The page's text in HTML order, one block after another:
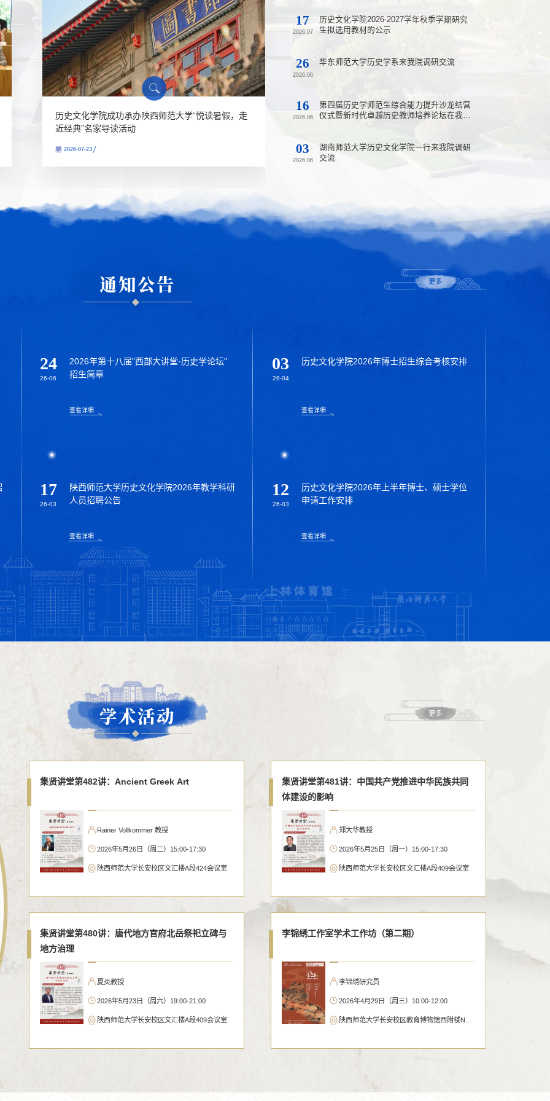
历史文化学院成功承办陕西师范大学“悦读暑假，走
近经典”名家导读活动
2026-07-23
学院举行1996届校友毕业30年返校活动
2026-07-20
17
2026.07
历史文化学院2026-2027学年秋季学期研究
生拟选用教材的公示
26
2026.06
华东师范大学历史学系来我院调研交流
16
2026.06
第四届历史学师范生综合能力提升沙龙结营
仪式暨新时代卓越历史教师培养论坛在我校
03
2026.06
湖南师范大学历史文化学院一行来我院调研
交流
通知公告 更多
24
26-06
2026年第十八届"西部大讲堂·历史学论坛"
招生简章
查看详细
03
26-04
历史文化学院2026年博士招生综合考核安排
查看详细
17
26-03
陕西师范大学历史文化学院2026年教学科研
人员招聘公告
查看详细
12
26-03
历史文化学院2026年上半年博士、硕士学位
申请工作安排
查看详细
学术活动 更多
讲堂第484讲：早期中国文
动的资源、聚落与道路
研究员
5月28日（周四）19:00-21:00
范大学长安校区文汇楼C段424会议室
集贤讲堂第482讲：Ancient Greek Art
Rainer Vollkommer 教授
2026年5月26日（周二）15:00-17:30
陕西师范大学长安校区文汇楼A段424会议室
集贤讲堂第481讲：中国共产党推进中华民族共同
体建设的影响
郑大华教授
2026年5月25日（周一）15:00-17:30
陕西师范大学长安校区文汇楼A段409会议室
集贤讲堂第480讲：唐代地方官府北岳祭祀立碑与
地方治理
夏炎教授
2026年5月23日（周六）19:00-21:00
陕西师范大学长安校区文汇楼A段409会议室
李锦绣工作室学术工作坊（第二期）
李锦绣研究员
2026年4月29日（周三）10:00-12:00
陕西师范大学长安校区教育博物馆西附楼N301学术沙龙室